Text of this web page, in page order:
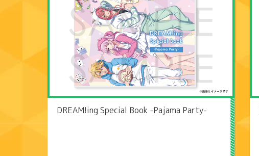
DREAM!ing Special Book -Pajama Party-